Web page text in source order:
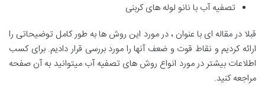
تصفیه آب با نانو لوله های کربنی
قبلا در مقاله ای با عنوان ، در مورد این روش ها به طور کامل توضیحاتی را
ارائه کردیم و نقاط قوت و ضعف آنها را مورد بررسی قرار دادیم. برای کسب
اطلاعات بیشتر در مورد انواع روش های تصفیه آب میتوانید به آن صفحه
مراجعه کنید.